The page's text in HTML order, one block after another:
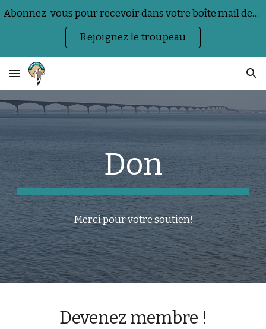
Skip to main content
Abonnez-vous pour recevoir dans votre boîte mail des actualités sur la nature, la faune sauvage et les événements.
Rejoignez le troupeau
Don
Merci pour votre soutien!
Devenez membre !